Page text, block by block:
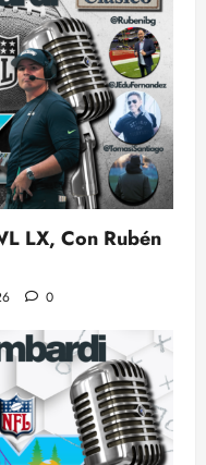
LX, Con Rubén
0